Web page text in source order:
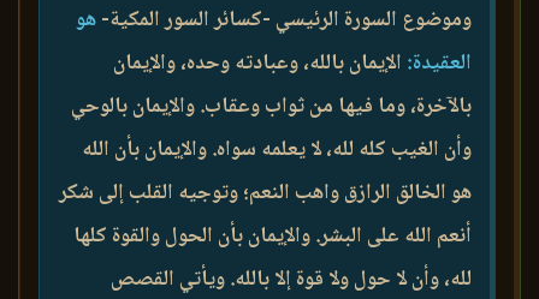
وموضوع السورة الرئيسي -كسائر السور المكية-هو
العقيدة: الإيمان بالله، وعبادته وحده، والإيمان
بالآخرة، وما فيها من ثواب وعقاب. والإيمان بالوحي
وأن الغيب كله لله، لا يعلمه سواه. والإيمان بأن الله
هو الخالق الرازق واهب النعم؛ وتوجيه القلب إلى شكر
أنعم الله على البشر. والإيمان بأن الحول والقوة كلها
لله، وأن لا حول ولا قوة إلا بالله. ويأتي القصص